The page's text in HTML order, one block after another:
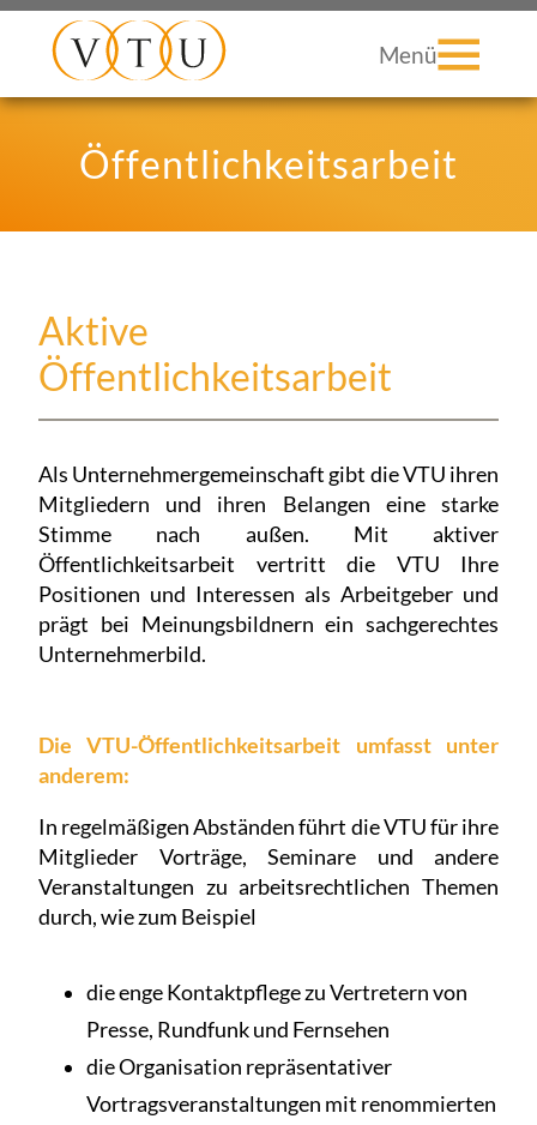
Menü
Öffentlichkeitsarbeit
Aktive
Öffentlichkeitsarbeit
Als Unternehmergemeinschaft gibt die VTU ihren
Mitgliedern und ihren Belangen eine starke
Stimme nach außen. Mit aktiver
Öffentlichkeitsarbeit vertritt die VTU Ihre
Positionen und Interessen als Arbeitgeber und
prägt bei Meinungsbildnern ein sachgerechtes
Unternehmerbild.
Die VTU-Öffentlichkeitsarbeit umfasst unter
anderem:
In regelmäßigen Abständen führt die VTU für ihre
Mitglieder Vorträge, Seminare und andere
Veranstaltungen zu arbeitsrechtlichen Themen
durch, wie zum Beispiel
die enge Kontaktpflege zu Vertretern von
Presse, Rundfunk und Fernsehen
die Organisation repräsentativer
Vortragsveranstaltungen mit renommierten